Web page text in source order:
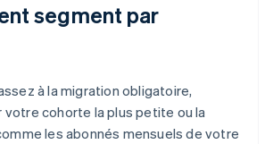
segment par
à la migration obligatoire,
votre cohorte la plus petite ou la
les abonnés mensuels de votre